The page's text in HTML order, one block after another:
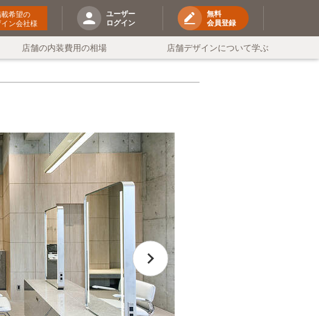
希望の
ン会社様
ユーザー
ログイン
無料
会員登録
店舗の内装費用の相場 店舗デザインについて学ぶ